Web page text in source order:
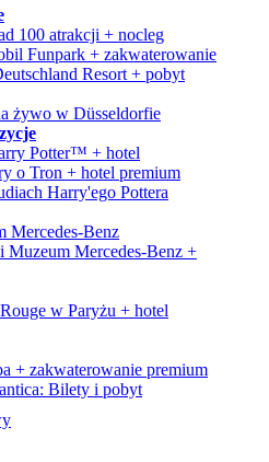
100 atrakcji + nocleg
Funpark + zakwaterowanie
Resort + pobyt
żywo w Düsseldorfie
Potter™ + hotel
o Tron + hotel premium
Harry'ego Pottera
Mercedes-Benz
Muzeum Mercedes-Benz +
w Paryżu + hotel
+ zakwaterowanie premium
Bilety i pobyt